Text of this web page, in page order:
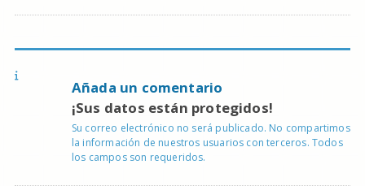
Añada un comentario
¡Sus datos están protegidos!
Su correo electrónico no será publicado. No compartimos
la información de nuestros usuarios con terceros. Todos
los campos son requeridos.